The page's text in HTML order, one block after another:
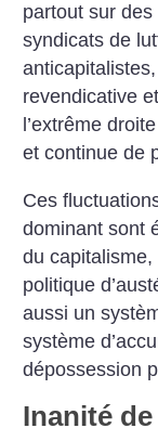
partout sur
syndicats de
revendicative
l’extrême
et continue de
Ces
dominant sont
du
politique
aussi un
système
dépossession
Inanité